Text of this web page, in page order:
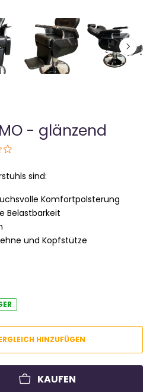
- glänzend
sind:
Komfortpolsterung
Belastbarkeit
und Kopfstütze
HINZUFÜGEN
KAUFEN